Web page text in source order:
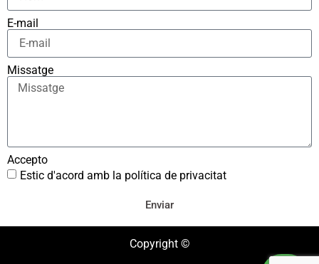
E-mail
Missatge
Accepto
Estic d'acord amb la política de privacitat
Enviar
Copyright ©